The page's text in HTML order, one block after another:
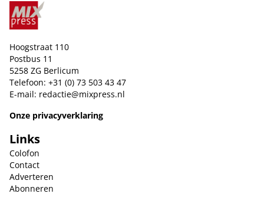
Hoogstraat 110
Postbus 11
5258 ZG Berlicum
Telefoon: +31 (0) 73 503 43 47
E-mail: redactie@mixpress.nl
Onze privacyverklaring
Links
Colofon
Contact
Adverteren
Abonneren